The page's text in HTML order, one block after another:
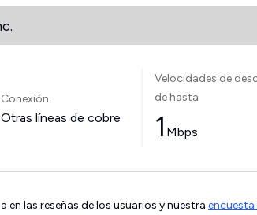
Conexión:
Otras líneas de cobre
Velocidades de
de hasta
1 Mbps
en las reseñas de los usuarios y nuestra